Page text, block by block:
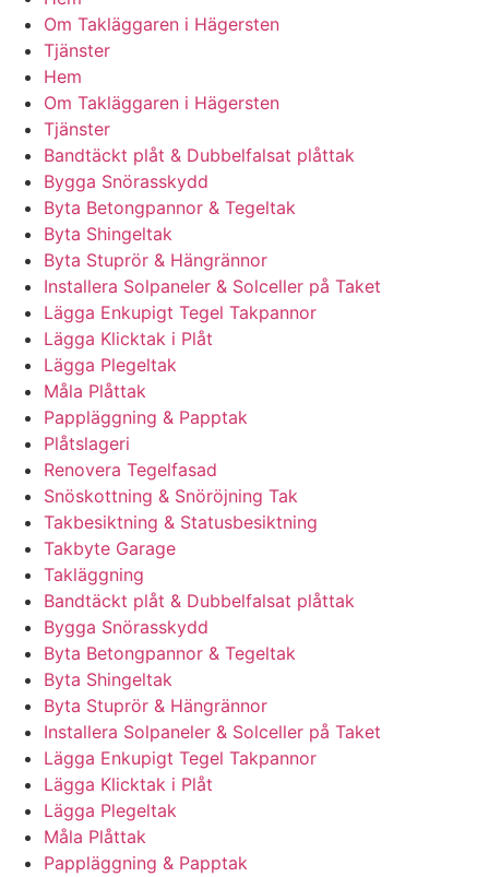
Om Takläggaren i Hägersten
Tjänster
Hem
Om Takläggaren i Hägersten
Tjänster
Bandtäckt plåt & Dubbelfalsat plåttak
Bygga Snörasskydd
Byta Betongpannor & Tegeltak
Byta Shingeltak
Byta Stuprör & Hängrännor
Installera Solpaneler & Solceller på Taket
Lägga Enkupigt Tegel Takpannor
Lägga Klicktak i Plåt
Lägga Plegeltak
Måla Plåttak
Pappläggning & Papptak
Plåtslageri
Renovera Tegelfasad
Snöskottning & Snöröjning Tak
Takbesiktning & Statusbesiktning
Takbyte Garage
Takläggning
Bandtäckt plåt & Dubbelfalsat plåttak
Bygga Snörasskydd
Byta Betongpannor & Tegeltak
Byta Shingeltak
Byta Stuprör & Hängrännor
Installera Solpaneler & Solceller på Taket
Lägga Enkupigt Tegel Takpannor
Lägga Klicktak i Plåt
Lägga Plegeltak
Måla Plåttak
Pappläggning & Papptak